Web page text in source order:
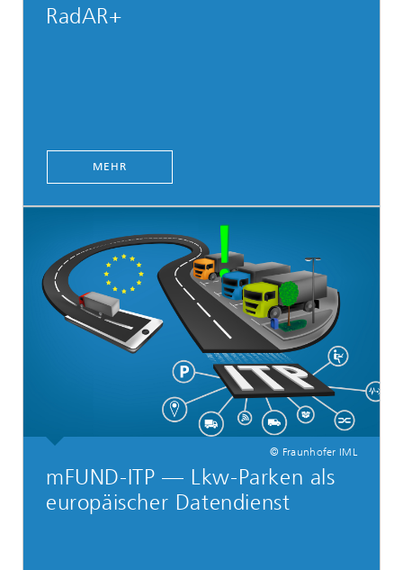
RadAR+
MEHR
© Fraunhofer IML
mFUND-ITP — Lkw-Parken als
europäischer Datendienst